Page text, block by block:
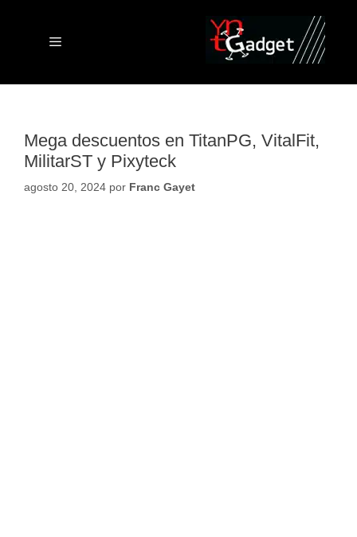
contenido
Menú
Mega descuentos en TitanPG, VitalFit,
MilitarST y Pixyteck
agosto 20, 2024 por Franc Gayet